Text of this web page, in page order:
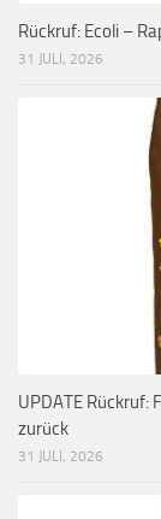
Rückruf: Ecoli –
31 JULI, 2026
UPDATE Rückruf:
zurück
31 JULI, 2026